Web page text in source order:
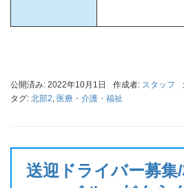
公開済み: 2022年10月1日 作成者: スタッフ
タグ: 北部2 医療・介護・福祉
送迎ドライバー募集